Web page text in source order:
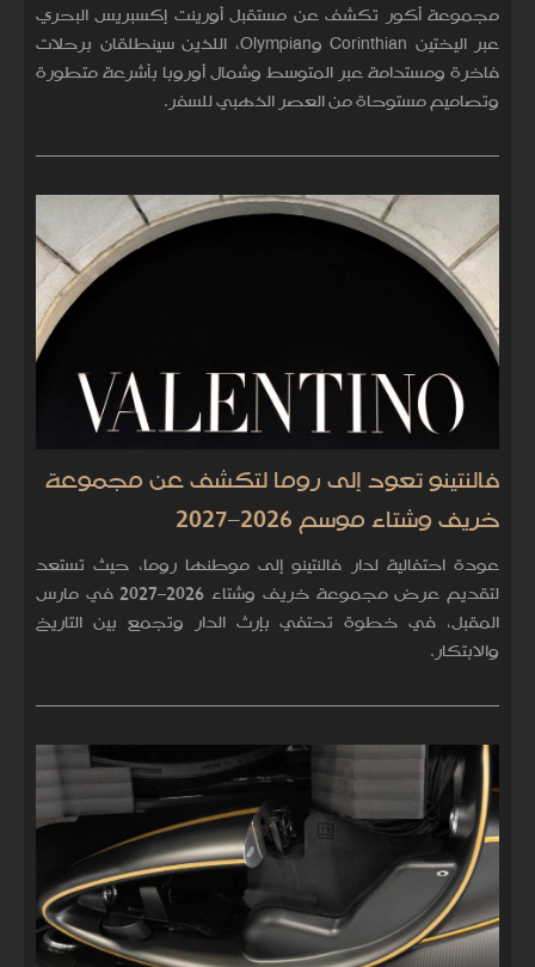
مجموعة أكور تكشف عن مستقبل أورينت إكسبريس البحري
عبر اليختين Corinthian وOlympian، اللذين سينطلقان برحلات
فاخرة ومستدامة عبر المتوسط وشمال أوروبا بأشرعة متطورة
وتصاميم مستوحاة من العصر الذهبي للسفر.
فالنتينو تعود إلى روما لتكشف عن مجموعة
خريف وشتاء موسم 2026–2027
عودة احتفالية لدار فالنتينو إلى موطنها روما، حيث تستعد
لتقديم عرض مجموعة خريف وشتاء 2026–2027 في مارس
المقبل، في خطوة تحتفي بإرث الدار وتجمع بين التاريخ
والابتكار.